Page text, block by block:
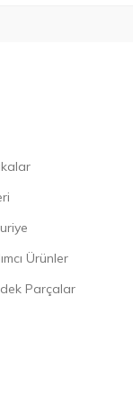
Ürünler
Parçalar